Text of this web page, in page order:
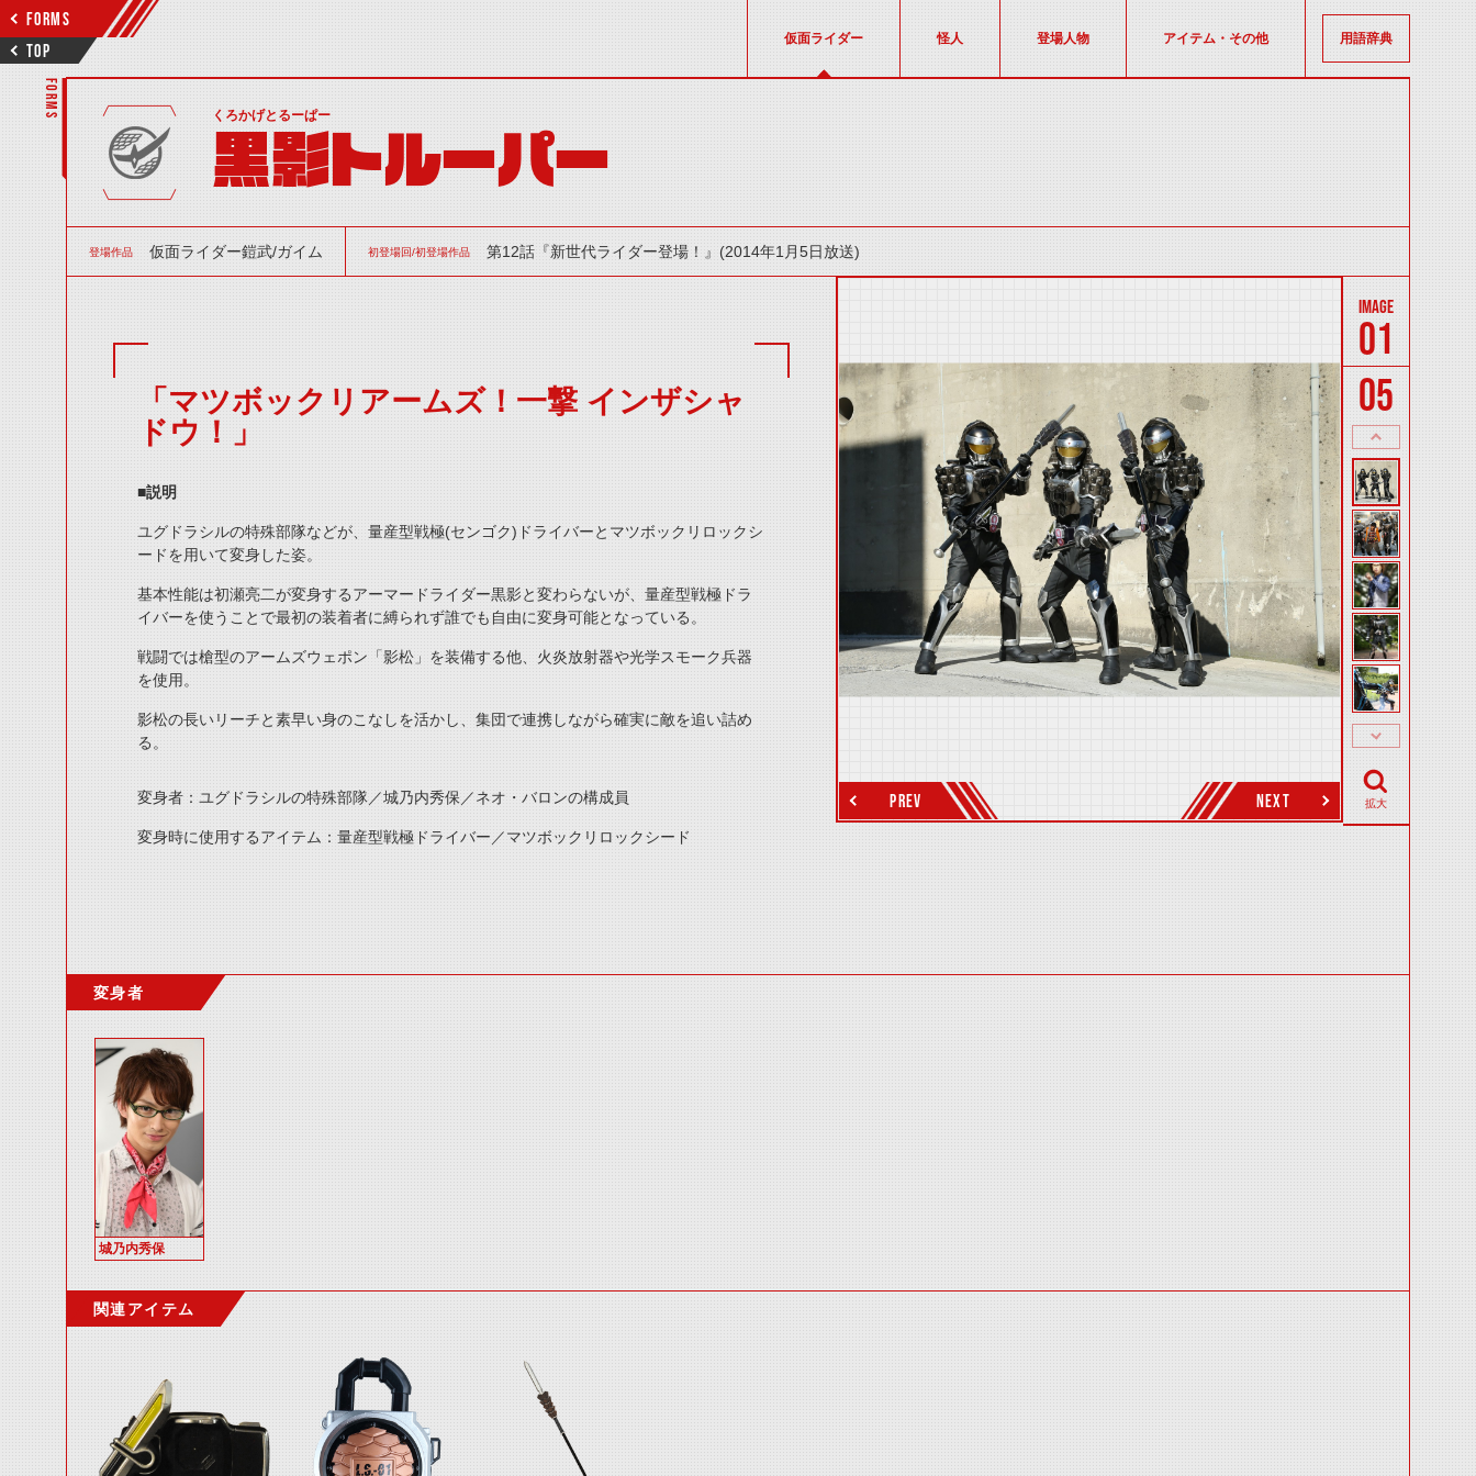
FORMS
TOP
仮面ライダー 怪人 登場人物 アイテム・その他 用語辞典
FORMS くろかげとるーぱー
黒影トルーパー
登場作品 仮面ライダー鎧武/ガイム 初登場回/初登場作品 第12話『新世代ライダー登場！』(2014年1月5日放送)
「マツボックリアームズ！一撃 インザシャ
ドウ！」
■説明
ユグドラシルの特殊部隊などが、量産型戦極(センゴク)ドライバーとマツボックリロックシ
ードを用いて変身した姿。
基本性能は初瀬亮二が変身するアーマードライダー黒影と変わらないが、量産型戦極ドラ
イバーを使うことで最初の装着者に縛られず誰でも自由に変身可能となっている。
戦闘では槍型のアームズウェポン「影松」を装備する他、火炎放射器や光学スモーク兵器
を使用。
影松の長いリーチと素早い身のこなしを活かし、集団で連携しながら確実に敵を追い詰め
る。
変身者：ユグドラシルの特殊部隊／城乃内秀保／ネオ・バロンの構成員
変身時に使用するアイテム：量産型戦極ドライバー／マツボックリロックシード
PREV NEXT
01
05
thumbnail Prev
拡大
変身者
城乃内秀保
関連アイテム